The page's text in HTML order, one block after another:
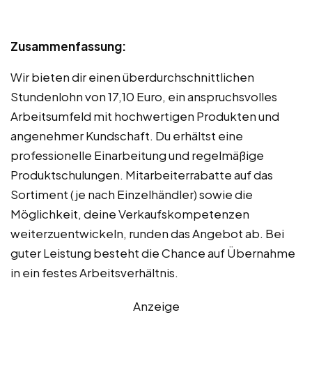
Zusammenfassung:
Wir bieten dir einen überdurchschnittlichen
Stundenlohn von 17,10 Euro, ein anspruchsvolles
Arbeitsumfeld mit hochwertigen Produkten und
angenehmer Kundschaft. Du erhältst eine
professionelle Einarbeitung und regelmäßige
Produktschulungen. Mitarbeiterrabatte auf das
Sortiment (je nach Einzelhändler) sowie die
Möglichkeit, deine Verkaufskompetenzen
weiterzuentwickeln, runden das Angebot ab. Bei
guter Leistung besteht die Chance auf Übernahme
in ein festes Arbeitsverhältnis.
Anzeige